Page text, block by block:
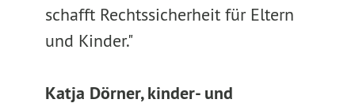
schafft Rechtssicherheit für Eltern
und Kinder."
Katja Dörner, kinder- und